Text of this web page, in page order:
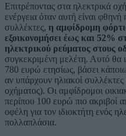
Επιτρέποντας στα ηλεκτρικά
ενέργεια όταν αυτή είναι
συλλέκτες, η αμφίδρομη
εξοικονομήσει έως και 52%
ηλεκτρικού ρεύματος στους
συγκεκριμένη μελέτη. Αυτό θα
780 ευρώ ετησίως, βάσει
αν υπάρχουν ηλιακοί
οχήματος). Οι αμφίδρομοι
περίπου 100 ευρώ πιο ακριβοί
οφέλη για τον ιδιοκτήτη ενός
πολλαπλάσια.